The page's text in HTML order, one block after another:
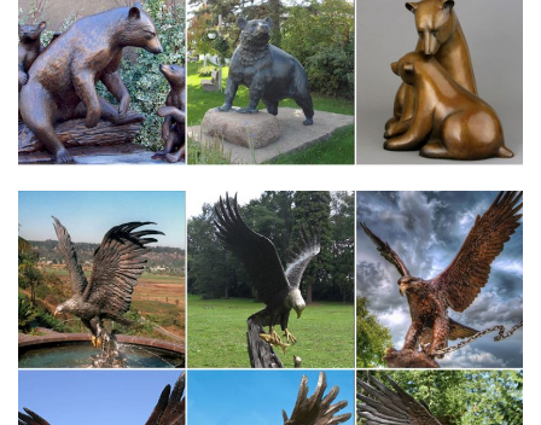
Упаковки.
статуэтки собак – Коллекционирование монет, марок,
значков…
Фарфоровые статуэтки собака. 2 000 руб. Скупка
антиквариата, продажа антиквариата.Статуэтка "Собака"
символ года 2018. 10 000 руб.
Статуэтки и фигурки собака Pavone купить в интернет-
магазине…
Купить Статуэтки и фигурки собака Pavone с доставкой на
следующий день, лучшая цена на бокалы для вина Bohemia,
доставка по Москве и всей России.650 руб. Фигурка символ
года Собака.
Купить символ 2018 года – Собака